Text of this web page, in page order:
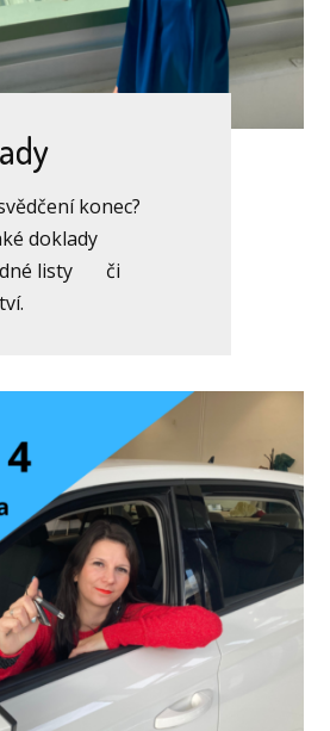
konec?
doklady
listy či